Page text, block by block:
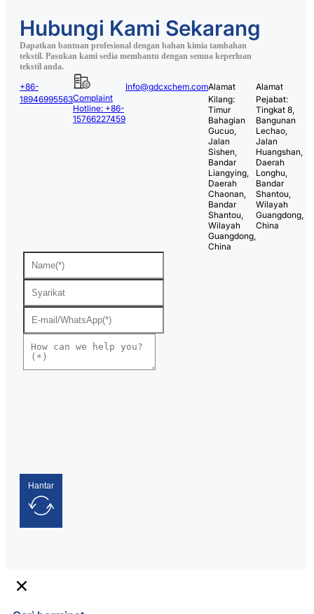
Hubungi Kami Sekarang
Dapatkan bantuan profesional dengan bahan kimia tambahan
tekstil. Pasukan kami sedia membantu dengan semua keperluan
tekstil anda.
+86-
18946995563Complaint
Hotline: +86-
15766227459
Info@gdcxchem.comAlamat
Kilang:
Timur
Bahagian
Gucuo,
Jalan
Sishen,
Bandar
Liangying,
Daerah
Chaonan,
Bandar
Shantou,
Wilayah
Guangdong,
China
Alamat
Pejabat:
Tingkat 8,
Bangunan
Lechao,
Jalan
Huangshan,
Daerah
Longhu,
Bandar
Shantou,
Wilayah
Guangdong,
China
Hantar